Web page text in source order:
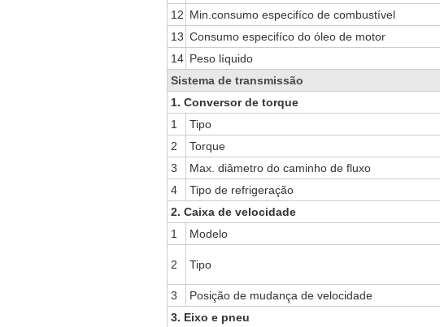
12 Min.consumo especifíco de combustível
13 Consumo especifíco do óleo de motor
14 Peso líquido
Sistema de transmissão
1. Conversor de torque
1
Tipo
2
Torque
3
Max. diâmetro do caminho de fluxo
4
Tipo de refrigeração
2. Caixa de velocidade
1
Modelo
2 Tipo
3
Posição de mudança de velocidade
3. Eixo e pneu